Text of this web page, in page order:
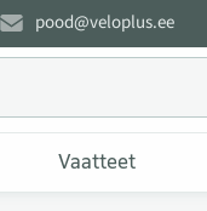
pood@veloplus.ee
Vaatteet